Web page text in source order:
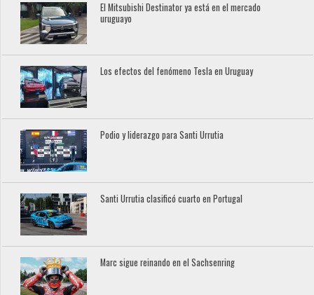
El Mitsubishi Destinator ya está en el mercado
uruguayo
Los efectos del fenómeno Tesla en Uruguay
Podio y liderazgo para Santi Urrutia
Santi Urrutia clasificó cuarto en Portugal
Marc sigue reinando en el Sachsenring